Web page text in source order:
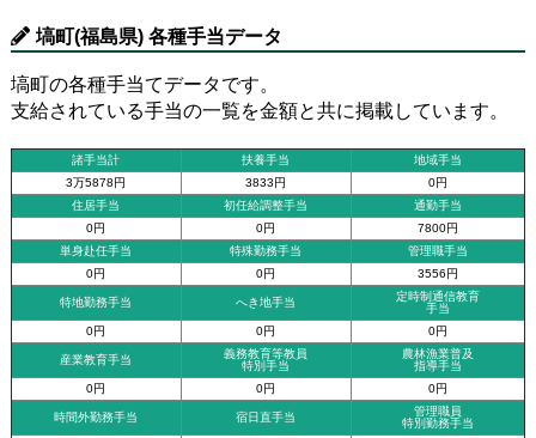
塙町(福島県) 各種手当データ
塙町の各種手当てデータです。
支給されている手当の一覧を金額と共に掲載しています。
諸手当計 扶養手当
地域手当
3万5878円
3833円
0円
住居手当
初任給調整手当
通勤手当
0円
0円
7800円
単身赴任手当
特殊勤務手当
管理職手当
0円
0円 3556円
特地勤務手当 へき地手当
定時制通信教育
手当
0円
0円 0円
産業教育手当
義務教育等教員
特別手当
農林漁業普及
指導手当
0円
0円 0円
時間外勤務手当 宿日直手当
管理職員
特別勤務手当